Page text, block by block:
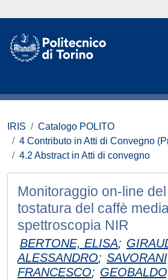
IRIS
Catalogo POLITO
4 Contributo in Atti di Convegno
4.2 Abstract in Atti di convegno
Monitoraggio on-line
tostatura del caffè
spettroscopia NIR
BERTONE, ELISA;
ALESSANDRO;
FRANCESCO;